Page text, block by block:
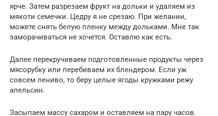
ярче. Затем разрезаем фрукт на дольки и удаляем из
мякоти семечки. Цедру я не срезаю. При желании,
можете снять белую пленку между дольками. Мне так
заморачиваться не хочется. Оставлю как есть.
Далее перекручиваем подготовленные продукты через
мясорубку или перебиваем их блендером. Если уж
совсем лениво, то беру целые ягоды кружками режу
апельсин.
Засыпаем массу сахаром и оставляем на пару часов.